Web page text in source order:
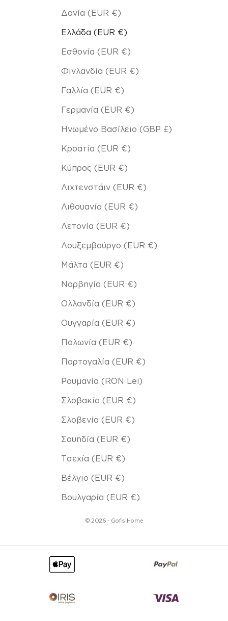
Δανία (EUR €)
Ελλάδα (EUR €)
Εσθονία (EUR €)
Φινλανδία (EUR €)
Γαλλία (EUR €)
Γερμανία (EUR €)
Ηνωμένο Βασίλειο (GBP £)
Κροατία (EUR €)
Κύπρος (EUR €)
Λιχτενστάιν (EUR €)
Λιθουανία (EUR €)
Λετονία (EUR €)
Λουξεμβούργο (EUR €)
Μάλτα (EUR €)
Νορβηγία (EUR €)
Ολλανδία (EUR €)
Ουγγαρία (EUR €)
Πολωνία (EUR €)
Πορτογαλία (EUR €)
Ρουμανία (RON Lei)
Σλοβακία (EUR €)
Σλοβενία (EUR €)
Σουηδία (EUR €)
Τσεχία (EUR €)
Βέλγιο (EUR €)
Βουλγαρία (EUR €)
© 2026 - Gofis Home